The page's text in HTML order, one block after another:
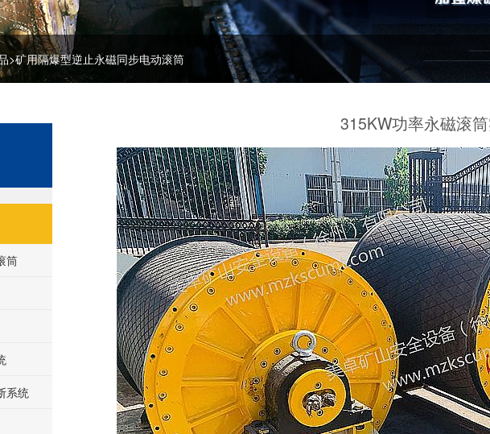
>矿用隔爆型逆止永磁同步电动滚筒
筒
系统
315KW功率永磁滚